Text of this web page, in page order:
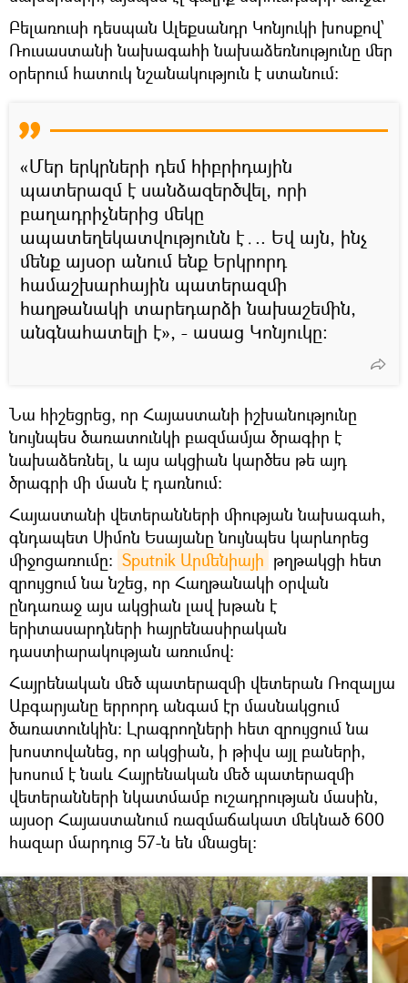
Բելառուսի դեսպան Ալեքսանդր Կոնյուկի խոսքով՝
Ռուսաստանի նախագահի նախաձեռնությունը մեր
օրերում հատուկ նշանակություն է ստանում:
«Մեր երկրների դեմ հիբրիդային
պատերազմ է սանձազերծվել, որի
բաղադրիչներից մեկը
ապատեղեկատվությունն է․.. Եվ այն, ինչ
մենք այսօր անում ենք Երկրորդ
համաշխարհային պատերազմի
հաղթանակի տարեդարձի նախաշեմին,
անգնահատելի է», - ասաց Կոնյուկը։
Նա հիշեցրեց, որ Հայաստանի իշխանությունը
նույնպես ծառատունկի բազմամյա ծրագիր է
նախաձեռնել, և այս ակցիան կարծես թե այդ
ծրագրի մի մասն է դառնում:
Հայաստանի վետերանների միության նախագահ,
գնդապետ Սիմոն Եսայանը նույնպես կարևորեց
միջոցառումը: Sputnik Արմենիայի թղթակցի հետ
զրույցում նա նշեց, որ Հաղթանակի օրվան
ընդառաջ այս ակցիան լավ խթան է
երիտասարդների հայրենասիրական
դաստիարակության առումով։
Հայրենական մեծ պատերազմի վետերան Ռոզալյա
Աբգարյանը երրորդ անգամ էր մասնակցում
ծառատունկին: Լրագրողների հետ զրույցում նա
խոստովանեց, որ ակցիան, ի թիվս այլ բաների,
խոսում է նաև Հայրենական մեծ պատերազմի
վետերանների նկատմամբ ուշադրության մասին,
այսօր Հայաստանում ռազմաճակատ մեկնած 600
հազար մարդուց 57-ն են մնացել: